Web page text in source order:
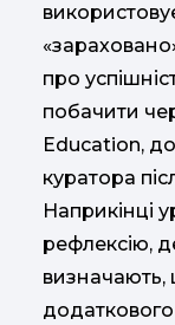
про
побачити
Education,
куратора
Наприкінці
рефлексію,